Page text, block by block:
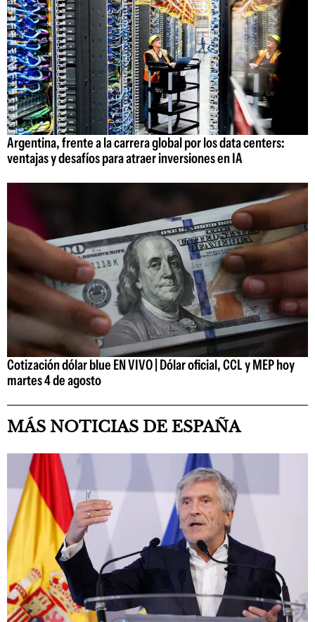
Argentina, frente a la carrera global por los data centers:
ventajas y desafíos para atraer inversiones en IA
Cotización dólar blue EN VIVO | Dólar oficial, CCL y MEP hoy
martes 4 de agosto
MÁS NOTICIAS DE ESPAÑA